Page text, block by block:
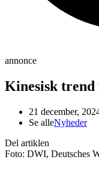
annonce
Kinesisk
21 december,
Se alleNyheder
Del artiklen
Foto: DWI, Deutsches